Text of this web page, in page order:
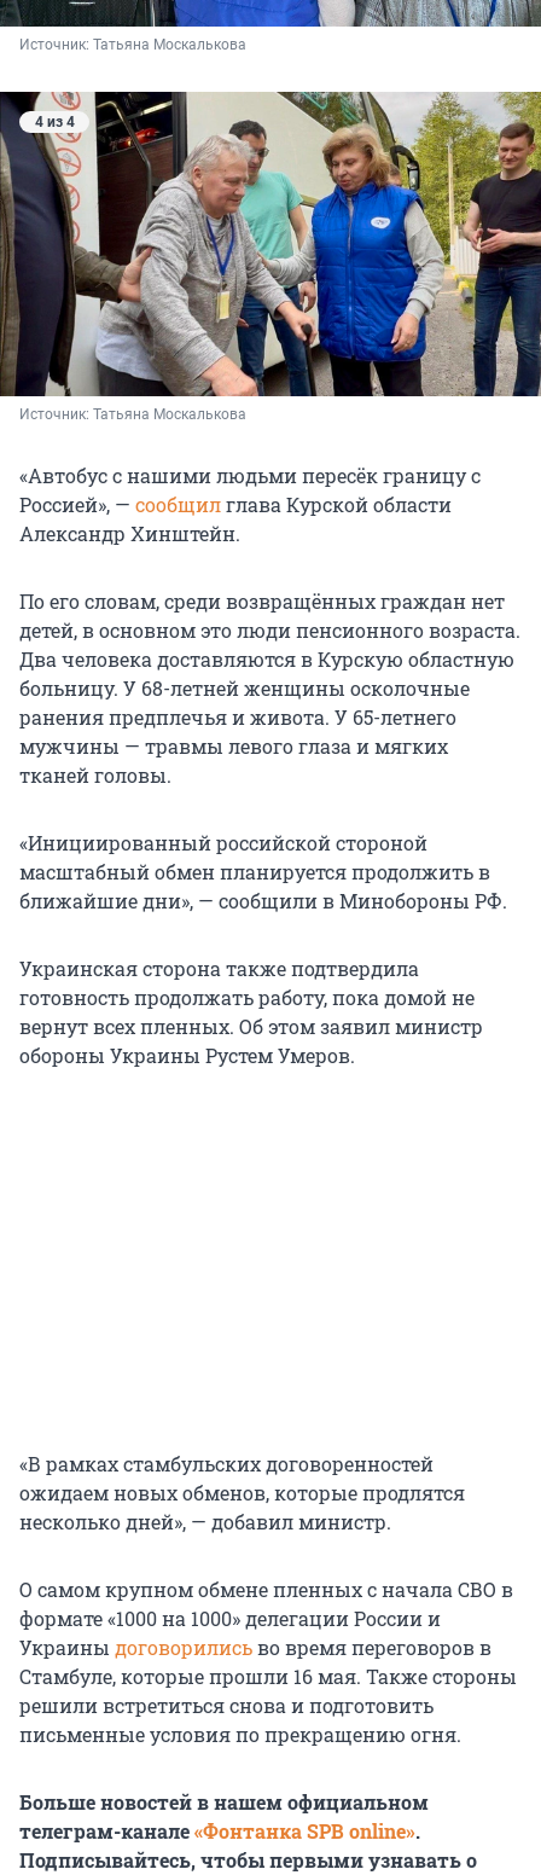
Источник: Татьяна Москалькова
4 из 4
Источник: Татьяна Москалькова
«Автобус с нашими людьми пересёк границу с
Россией», — сообщилглава Курской области
Александр Хинштейн.
По его словам, среди возвращённых граждан нет
детей, в основном это люди пенсионного возраста.
Два человека доставляются в Курскую областную
больницу. У 68-летней женщины осколочные
ранения предплечья и живота. У 65-летнего
мужчины — травмы левого глаза и мягких
тканей головы.
«Инициированный российской стороной
масштабный обмен планируется продолжить в
ближайшие дни», — сообщили в Минобороны РФ.
Украинская сторона также подтвердила
готовность продолжать работу, пока домой не
вернут всех пленных. Об этом заявил министр
обороны Украины Рустем Умеров.
«В рамках стамбульских договоренностей
ожидаем новых обменов, которые продлятся
несколько дней», — добавил министр.
О самом крупном обмене пленных с начала СВО в
формате «1000 на 1000» делегации России и
Украины договорилисьво время переговоров в
Стамбуле, которые прошли 16 мая. Также стороны
решили встретиться снова и подготовить
письменные условия по прекращению огня.
Больше новостей в нашем официальном
телеграм-канале«Фонтанка SPB online».
Подписывайтесь, чтобы первыми узнавать о